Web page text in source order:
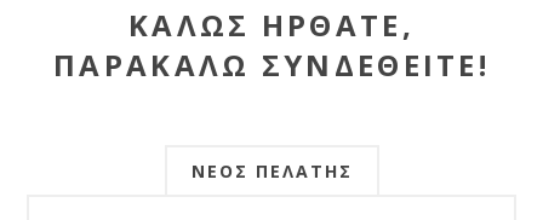
ΚΑΛΏΣ ΉΡΘΑΤΕ,
ΠΑΡΑΚΑΛΏ ΣΥΝΔΕΘΕΊΤΕ!
ΝΈΟΣ ΠΕΛΆΤΗΣ